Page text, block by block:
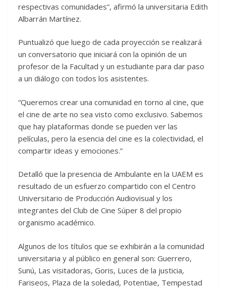
respectivas comunidades”, afirmó la universitaria Edith
Albarrán Martínez.
Puntualizó que luego de cada proyección se realizará
un conversatorio que iniciará con la opinión de un
profesor de la Facultad y un estudiante para dar paso
a un diálogo con todos los asistentes.
“Queremos crear una comunidad en torno al cine, que
el cine de arte no sea visto como exclusivo. Sabemos
que hay plataformas donde se pueden ver las
películas, pero la esencia del cine es la colectividad, el
compartir ideas y emociones.”
Detalló que la presencia de Ambulante en la UAEM es
resultado de un esfuerzo compartido con el Centro
Universitario de Producción Audiovisual y los
integrantes del Club de Cine Súper 8 del propio
organismo académico.
Algunos de los títulos que se exhibirán a la comunidad
universitaria y al público en general son: Guerrero,
Sunú, Las visitadoras, Goris, Luces de la justicia,
Fariseos, Plaza de la soledad, Potentiae, Tempestad